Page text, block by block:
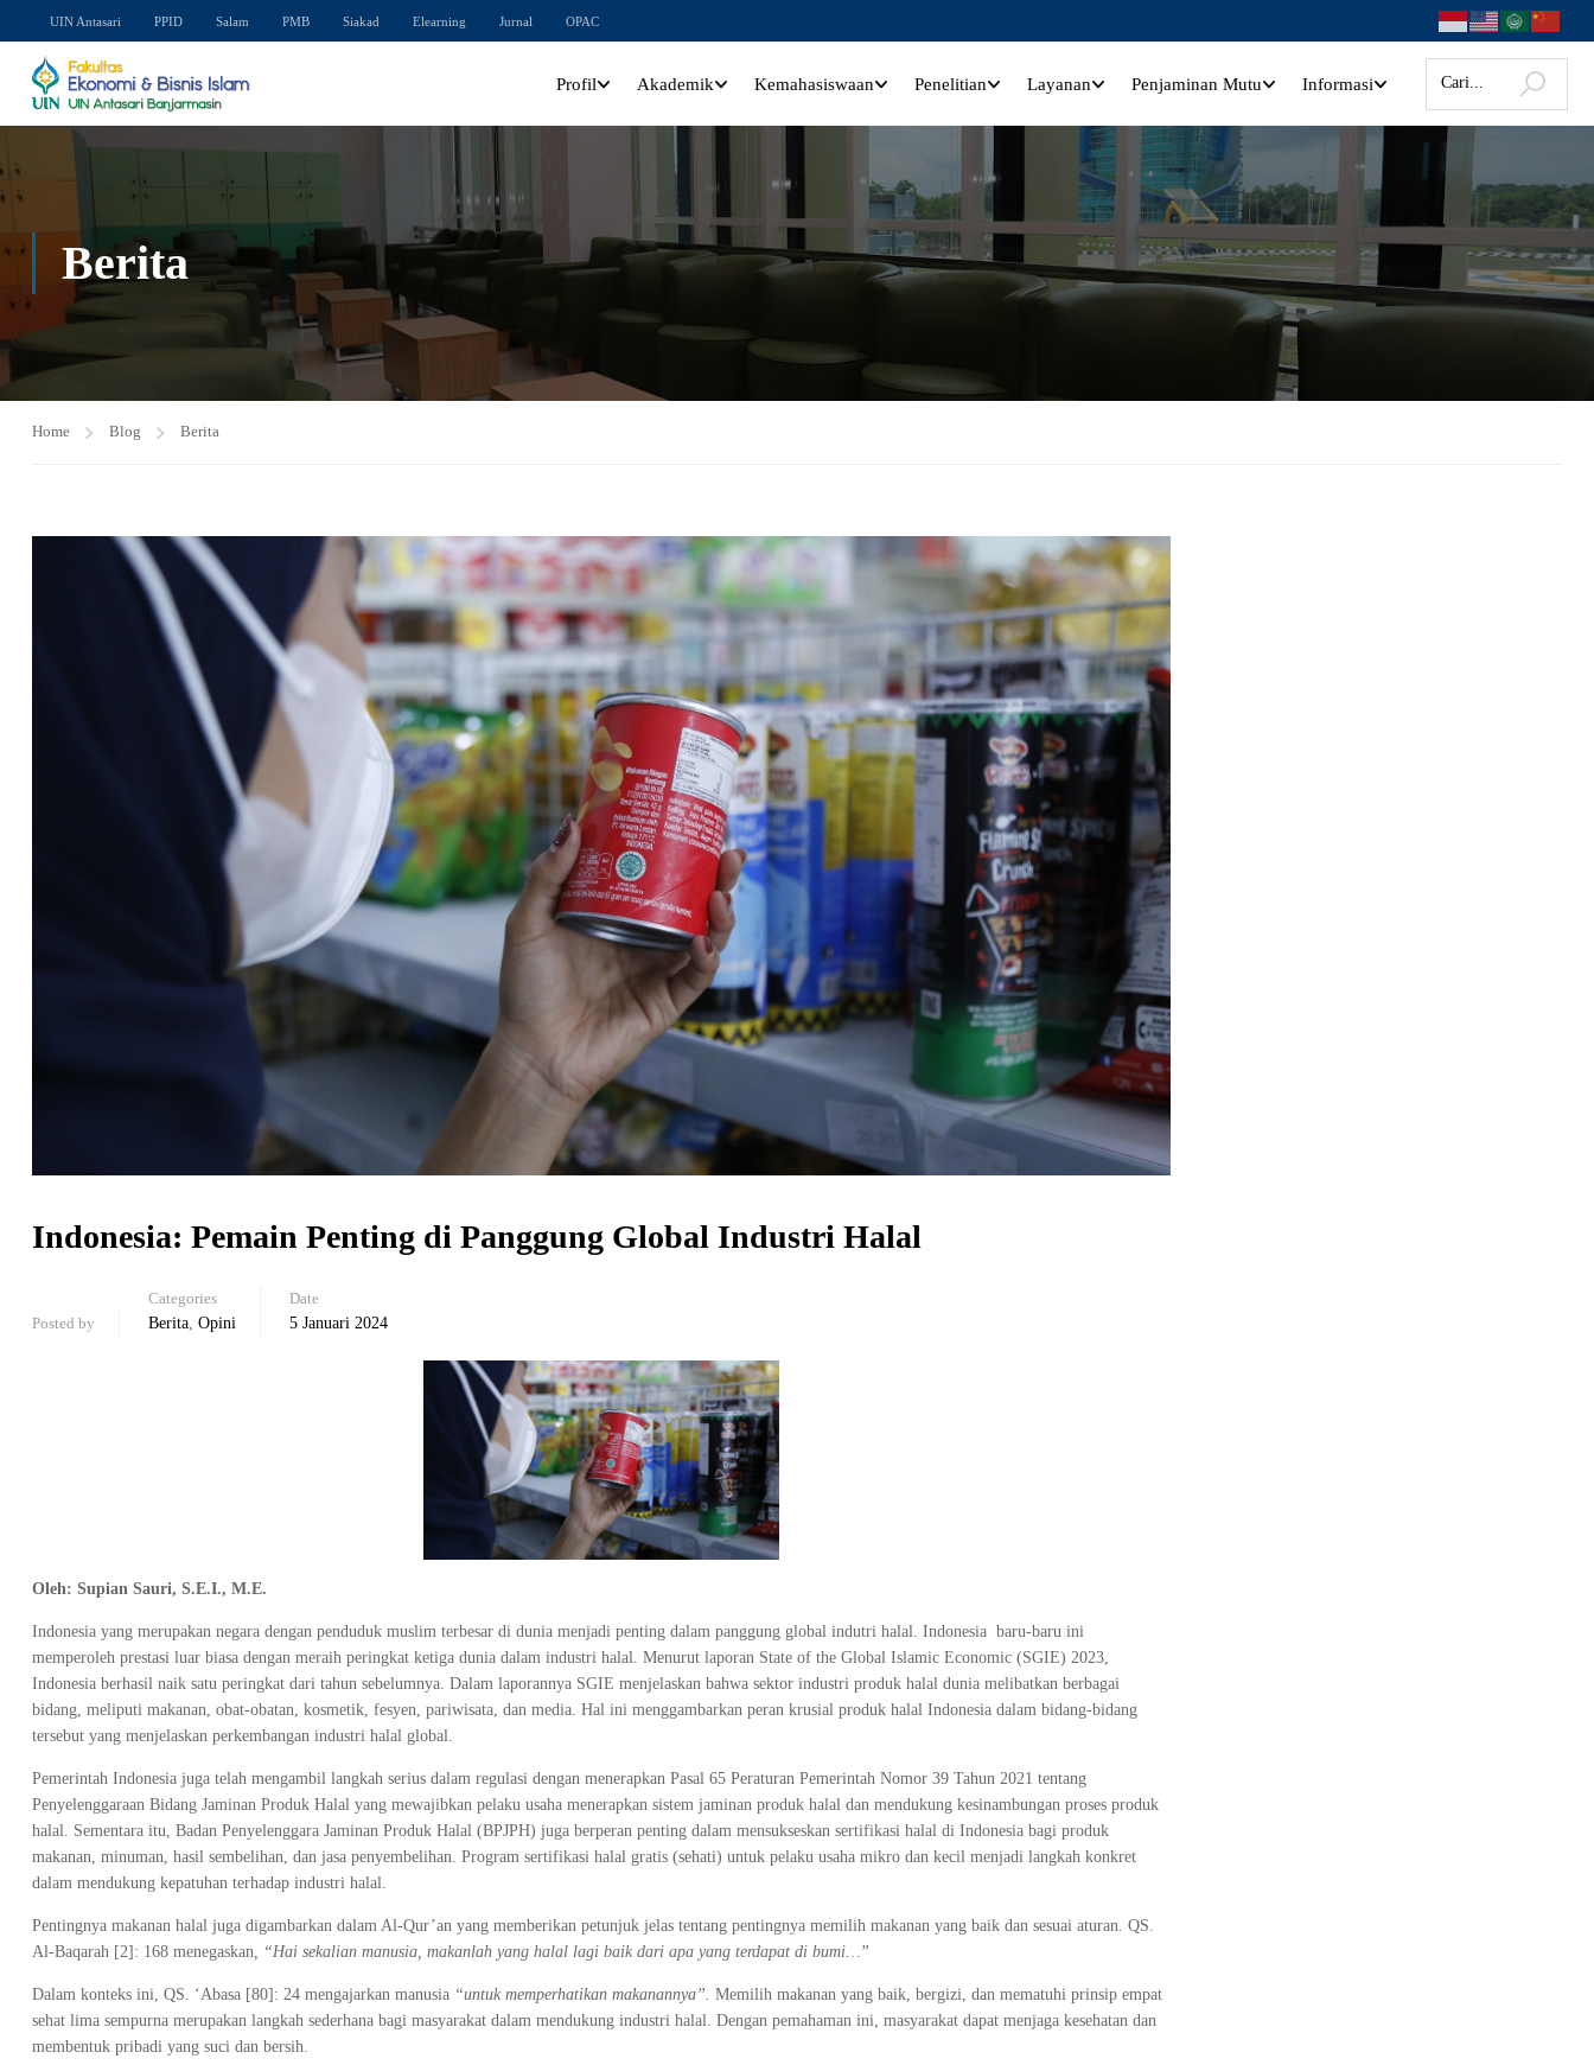
UIN Antasari PPID Salam PMB Siakad Elearning Jurnal OPAC
Profil Akademik Kemahasiswaan Penelitian Layanan Penjaminan Mutu Informasi
Berita
Home Blog Berita
Indonesia: Pemain Penting di Panggung Global Industri Halal
Posted by
Categories
Berita Opini
Date
5 Januari 2024
Oleh: Supian Sauri, S.E.I., M.E.
Indonesia yang merupakan negara dengan penduduk muslim terbesar di dunia menjadi penting dalam panggung global indutri halal. Indonesia baru-baru ini
memperoleh prestasi luar biasa dengan meraih peringkat ketiga dunia dalam industri halal. Menurut laporan State of the Global Islamic Economic (SGIE) 2023,
Indonesia berhasil naik satu peringkat dari tahun sebelumnya. Dalam laporannya SGIE menjelaskan bahwa sektor industri produk halal dunia melibatkan berbagai
bidang, meliputi makanan, obat-obatan, kosmetik, fesyen, pariwisata, dan media. Hal ini menggambarkan peran krusial produk halal Indonesia dalam bidang-bidang
tersebut yang menjelaskan perkembangan industri halal global.
Pemerintah Indonesia juga telah mengambil langkah serius dalam regulasi dengan menerapkan Pasal 65 Peraturan Pemerintah Nomor 39 Tahun 2021 tentang
Penyelenggaraan Bidang Jaminan Produk Halal yang mewajibkan pelaku usaha menerapkan sistem jaminan produk halal dan mendukung kesinambungan proses produk
halal. Sementara itu, Badan Penyelenggara Jaminan Produk Halal (BPJPH) juga berperan penting dalam mensukseskan sertifikasi halal di Indonesia bagi produk
makanan, minuman, hasil sembelihan, dan jasa penyembelihan. Program sertifikasi halal gratis (sehati) untuk pelaku usaha mikro dan kecil menjadi langkah konkret
dalam mendukung kepatuhan terhadap industri halal.
Pentingnya makanan halal juga digambarkan dalam Al-Qur’an yang memberikan petunjuk jelas tentang pentingnya memilih makanan yang baik dan sesuai aturan. QS.
Al-Baqarah [2]: 168 menegaskan , “Hai sekalian manusia, makanlah yang halal lagi baik dari apa yang terdapat di bumi…”
Dalam konteks ini, QS. ‘Abasa [80]: 24 mengajarkan manusia “untuk memperhatikan makanannya”. Memilih makanan yang baik, bergizi, dan mematuhi prinsip empat
sehat lima sempurna merupakan langkah sederhana bagi masyarakat dalam mendukung industri halal. Dengan pemahaman ini, masyarakat dapat menjaga kesehatan dan
membentuk pribadi yang suci dan bersih.